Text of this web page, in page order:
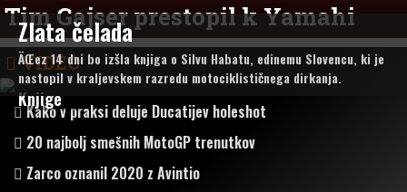
Tim Gajser prestopil k Yamahi
VIDEO
Knjige
Zlata čelada
ÄŒez 14 dni bo izšla knjiga o Silvu Habatu, edinemu Slovencu, ki je
nastopil v kraljevskem razredu motociklističnega dirkanja.
Kako v praksi deluje Ducatijev holeshot
20 najbolj smešnih MotoGP trenutkov
Zarco oznanil 2020 z Avintio